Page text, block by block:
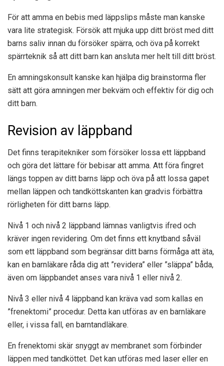
För att amma en bebis med läppslips måste man kanske
vara lite strategisk. Försök att mjuka upp ditt bröst med ditt
barns saliv innan du försöker spärra, och öva på korrekt
spärrteknik så att ditt barn kan ansluta mer helt till ditt bröst.
En amningskonsult kanske kan hjälpa dig brainstorma fler
sätt att göra amningen mer bekväm och effektiv för dig och
ditt barn.
Revision av läppband
Det finns terapitekniker som försöker lossa ett läppband
och göra det lättare för bebisar att amma. Att föra fingret
längs toppen av ditt barns läpp och öva på att lossa gapet
mellan läppen och tandköttskanten kan gradvis förbättra
rörligheten för ditt barns läpp.
Nivå 1 och nivå 2 läppband lämnas vanligtvis ifred och
kräver ingen revidering. Om det finns ett knytband såväl
som ett läppband som begränsar ditt barns förmåga att äta,
kan en barnläkare råda dig att ”revidera” eller ”släppa” båda,
även om läppbandet anses vara nivå 1 eller nivå 2.
Nivå 3 eller nivå 4 läppband kan kräva vad som kallas en
”frenektomi” procedur. Detta kan utföras av en barnläkare
eller, i vissa fall, en barntandläkare.
En frenektomi skär snyggt av membranet som förbinder
läppen med tandköttet. Det kan utföras med laser eller en